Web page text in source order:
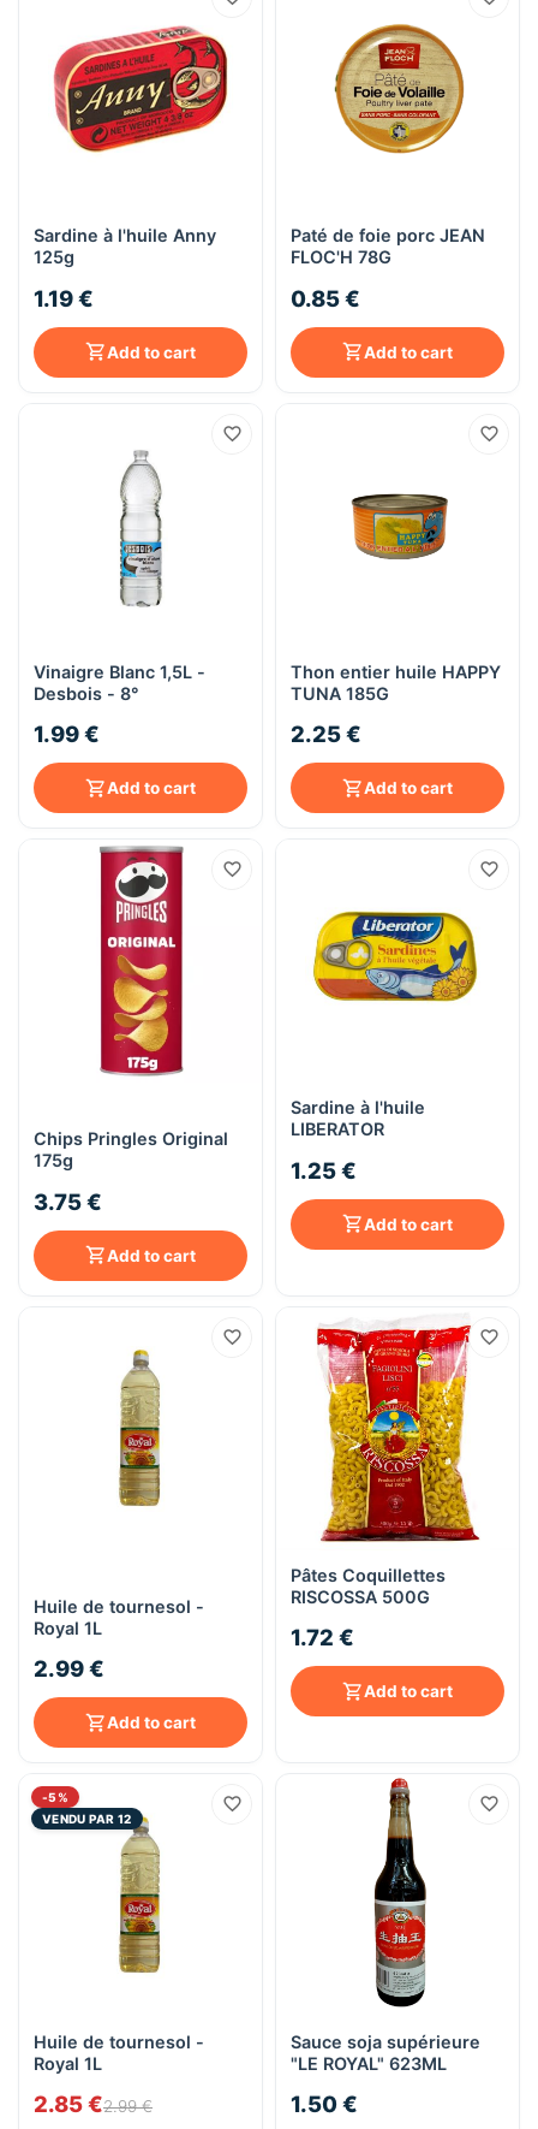
Sardine à l'huile Anny
125g
1.19 €
Add to cart
Paté de foie porc JEAN
FLOC'H 78G
0.85 €
Add to cart
Vinaigre Blanc 1,5L -
Desbois - 8°
1.99 €
Add to cart
Thon entier huile HAPPY
TUNA 185G
2.25 €
Add to cart
Chips Pringles Original
175g
3.75 €
Add to cart
Sardine à l'huile
LIBERATOR
1.25 €
Add to cart
Huile de tournesol -
Royal 1L
2.99 €
Add to cart
Pâtes Coquillettes
RISCOSSA 500G
1.72 €
Add to cart
-5%
VENDU PAR 12
Huile de tournesol -
Royal 1L
2.85 €2.99 €
Sauce soja supérieure
"LE ROYAL" 623ML
1.50 €